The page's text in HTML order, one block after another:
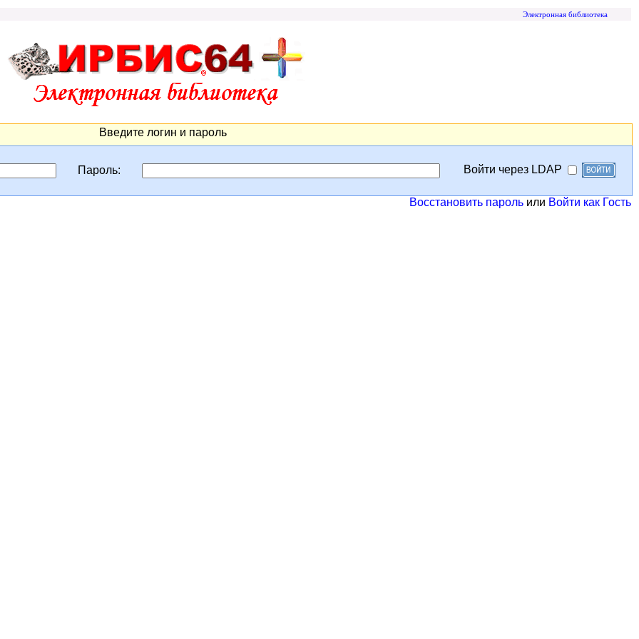
Электронная библиотека
Введите логин и пароль
Пароль: Войти через LDAP
Восстановить пароль или Войти как Гость